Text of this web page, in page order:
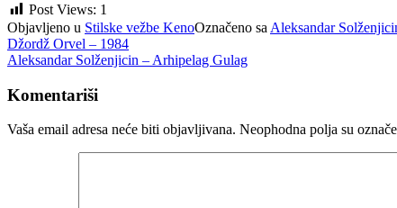
Post Views: 1
Objavljeno u Stilske vežbe KenoOznačeno sa Aleksandar
Navigacija
članaka
Džordž Orvel – 1984
Aleksandar Solženjicin – Arhipelag Gulag
Komentariši
Vaša email adresa neće biti objavljivana. Neophodna polja su